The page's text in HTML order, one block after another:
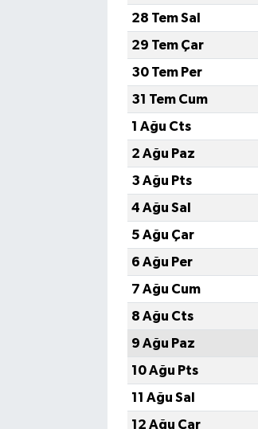
28 Tem Sal
29 Tem Çar
30 Tem Per
31 Tem Cum
1 Ağu Cts
2 Ağu Paz
3 Ağu Pts
4 Ağu Sal
5 Ağu Çar
6 Ağu Per
7 Ağu Cum
8 Ağu Cts
9 Ağu Paz
10 Ağu Pts
11 Ağu Sal
12 Ağu Çar